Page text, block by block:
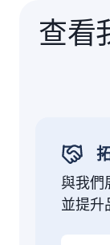
查看
與我們
並提升